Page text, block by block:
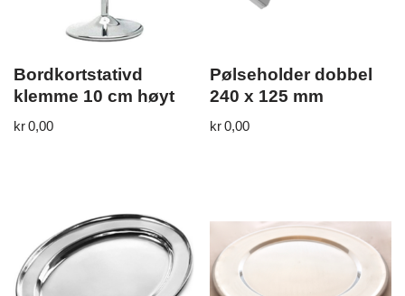
Bordkortstativd
klemme 10 cm høyt
kr0,00
Pølseholder dobbel
240 x 125 mm
kr0,00